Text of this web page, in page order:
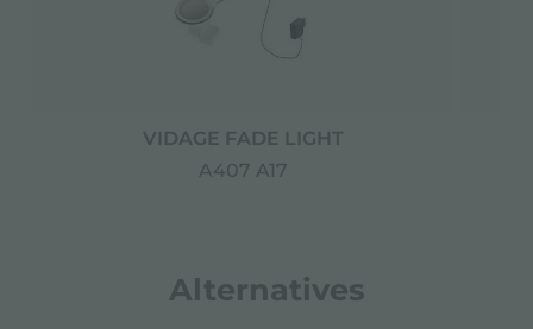
VIDAGE FADE LIGHT
A407 A17
Alternatives